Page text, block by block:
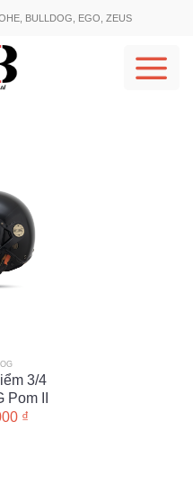
BULLDOG, EGO, ZEUS
3/4
Pom II
₫